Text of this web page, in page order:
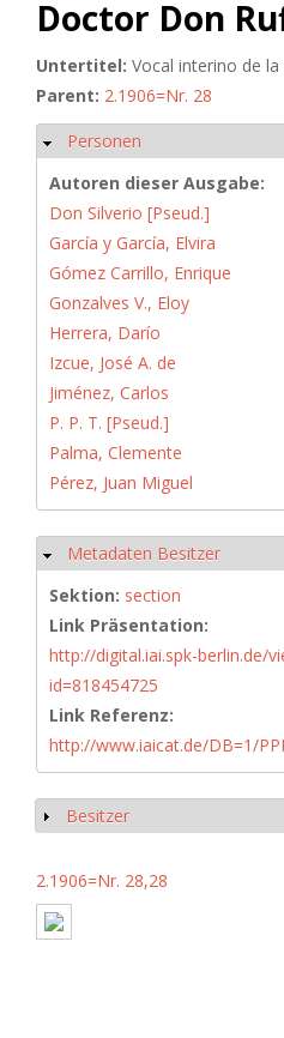
Doctor Don
Untertitel: Vocal interino de
Parent: 2.1906=Nr. 28
Ausblenden
Personen
Autoren dieser Ausgabe:
Don Silverio [Pseud.]
García y García, Elvira
Gómez Carrillo, Enrique
Gonzalves V., Eloy
Herrera, Darío
Izcue, José A. de
Jiménez, Carlos
P. P. T. [Pseud.]
Palma, Clemente
Pérez, Juan Miguel
Ausblenden
Metadaten Besitzer
Sektion: section
Link Präsentation:
http://digital.iai.spk-berlin.de/
id=818454725
Link Referenz:
http://www.iaicat.de/DB=1/
Anzeigen
Besitzer
2.1906=Nr. 28,28